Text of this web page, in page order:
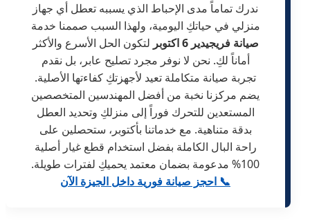
ندرك تماماً مدى الإحباط الذي يسببه تعطل أي جهاز
منزلي في حياتكِ اليومية، ولهذا السبب صممنا خدمة
صيانة فريجيدير 6 اكتوبر
لتكون الحل الأسرع والأكثر
أماناً لكِ. نحن لا نوفر مجرد تصليح عابر، بل نقدم
تجربة صيانة متكاملة تعيد لأجهزتكِ كفاءتها الأصلية.
يضم مركزنا نخبة من أفضل المهندسين المتخصصين
المستعدين للتحرك فوراً إلى منزلكِ وتحديد العطل
بدقة متناهية. مع خدماتنا بأكتوبر، ستحصلين على
راحة البال الكاملة بفضل استخدام قطع غيار أصلية
100% مدعومة بضمان معتمد يحميكِ لفترات طويلة.
📞 احجز صيانة فورية داخل الجيزة الآن